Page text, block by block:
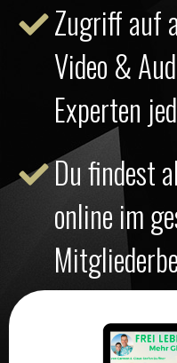
Zugriff auf
Video &
Experten
Du findest
online im